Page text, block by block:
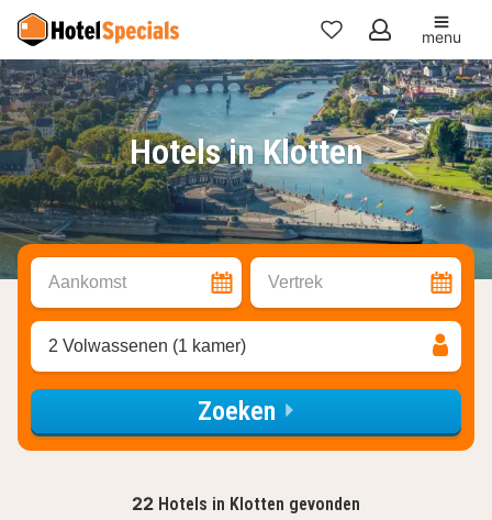
Mijn
favorieten
menu
Hotels in Klotten
Aankomst Vertrek
2 Volwassenen (1 kamer)
Zoeken
22 Hotels in Klotten gevonden